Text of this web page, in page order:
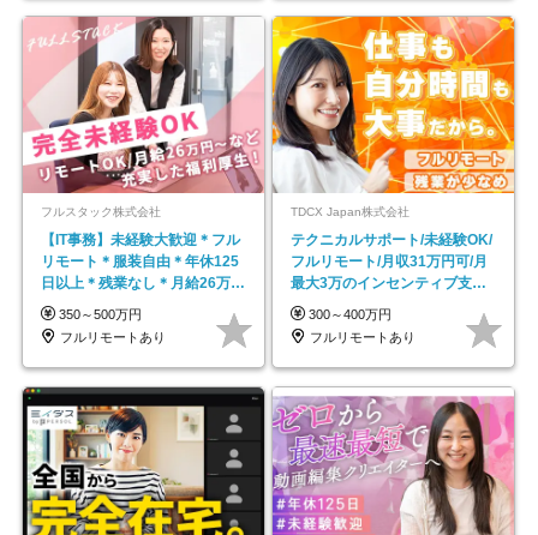
フルスタック株式会社
【IT事務】未経験大歓迎＊フル
リモート＊服装自由＊年休125
日以上＊残業なし＊月給26万円
以上
350～500万円
フルリモートあり
TDCX Japan株式会社
テクニカルサポート/未経験OK/
フルリモート/月収31万円可/月
最大3万のインセンティブ支給/
平均年齢33歳
300～400万円
フルリモートあり